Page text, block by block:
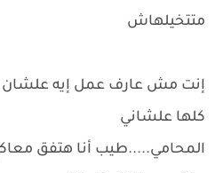
متتخيلهاش
إنت مش عارف عمل إيه علشان
كلها علشاني
المحامي.....طيب أنا هتفق